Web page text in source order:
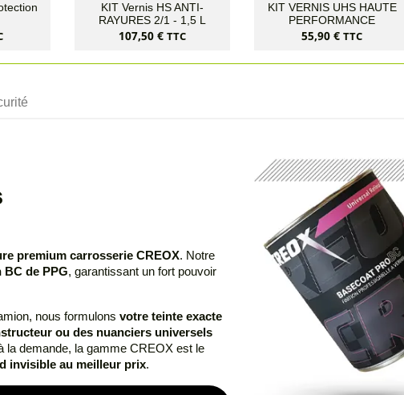
KIT Vernis HS ANTI-
RAYURES 2/1 - 1,5 L
Prix
107,50 € TTC
KIT VERNIS UHS HAUTE
PERFORMANCE
Prix
55,90 € TTC
premium carrosserie CREOX. Notre
BC de PPG, garantissant un fort pouvoir
nous formulons votre teinte exacte
ou des nuanciers universels
la demande, la gamme CREOX est le
invisible au meilleur prix.